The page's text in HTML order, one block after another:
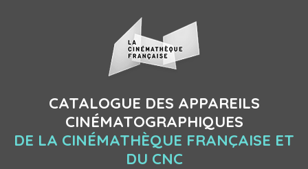
CATALOGUE DES APPAREILS
CINÉMATOGRAPHIQUES
DE LA CINÉMATHÈQUE FRANÇAISE ET
DU CNC